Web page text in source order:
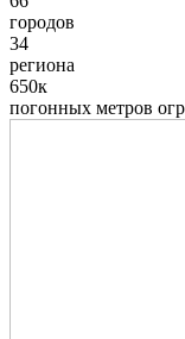
городов
34
региона
650к
погонных метров